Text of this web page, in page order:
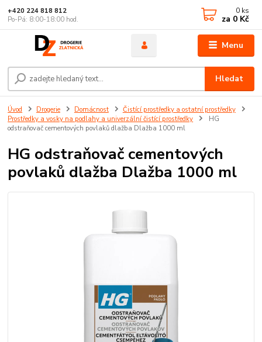
Menu
Hledat
+420 224 818 812
Po-Pá: 8:00-18:00 hod.
0 ks
za 0 Kč
Úvod Drogerie Domácnost
Čistící prostředky a ostatní prostředky
Prostředky a vosky na podlahy a univerzální čistící prostředky
HG
odstraňovač cementových povlaků dlažba Dlažba 1000 ml
HG odstraňovač cementových
povlaků dlažba Dlažba 1000 ml